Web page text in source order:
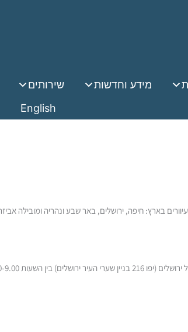
מידע וחדשות שירותים
English
בארץ: חיפה, ירושלים, באר שבע ונהריה ומובילה